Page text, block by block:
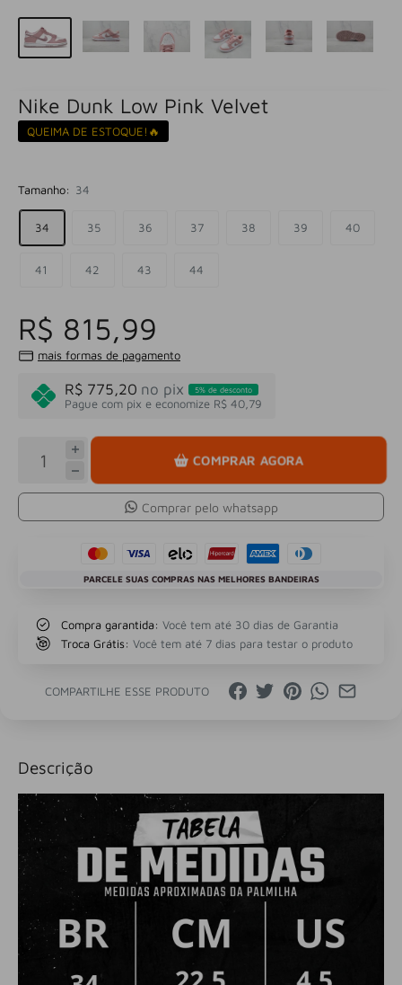
Nike Dunk Low Pink Velvet
QUEIMA DE ESTOQUE!🔥
Tamanho: 34
34 35 36 37 38 39 40
41 42 43 44
R$ 815,99
mais formas de pagamento
R$ 775,20 no pix 5% de desconto
Pague com pix e economize R$ 40,79
COMPRAR AGORA
Comprar pelo whatsapp
PARCELE SUAS COMPRAS NAS MELHORES BANDEIRAS
Compra garantida: Você tem até 30 dias de Garantia
Troca Grátis: Você tem até 7 dias para testar o produto
COMPARTILHE ESSE PRODUTO
Descrição